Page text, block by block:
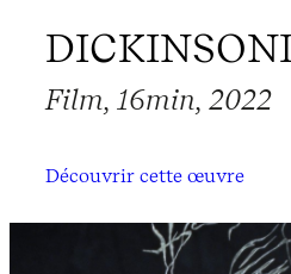
Film, 16min, 2022
Découvrir cette œuvre